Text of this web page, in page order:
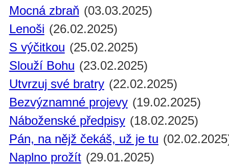
Mocná zbraň (03.03.2025)
Lenoši (26.02.2025)
S výčitkou (25.02.2025)
Slouží Bohu (23.02.2025)
Utvrzuj své bratry (22.02.2025)
Bezvýznamné projevy (19.02.2025)
Náboženské předpisy (18.02.2025)
Pán, na nějž čekáš, už je tu
Naplno prožít (29.01.2025)